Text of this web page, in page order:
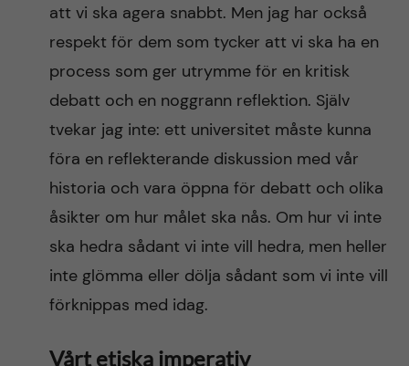
att vi ska agera snabbt. Men jag har också
respekt för dem som tycker att vi ska ha en
process som ger utrymme för en kritisk
debatt och en noggrann reflektion. Själv
tvekar jag inte: ett universitet måste kunna
föra en reflekterande diskussion med vår
historia och vara öppna för debatt och olika
åsikter om hur målet ska nås. Om hur vi inte
ska hedra sådant vi inte vill hedra, men heller
inte glömma eller dölja sådant som vi inte vill
förknippas med idag.
Vårt etiska imperativ